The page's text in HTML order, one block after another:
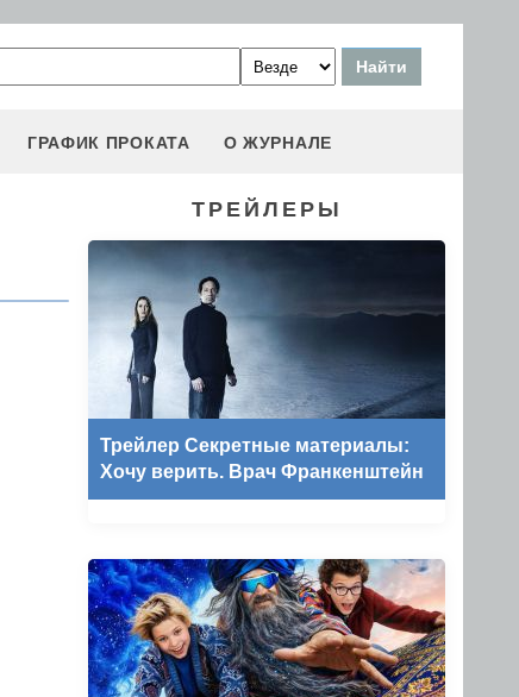
ГРАФИК ПРОКАТА О ЖУРНАЛЕ
ТРЕЙЛЕРЫ
Трейлер Секретные материалы:
Хочу верить. Врач Франкенштейн